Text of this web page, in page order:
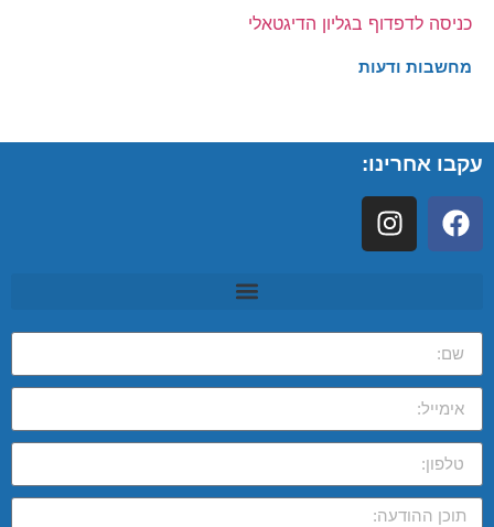
כניסה לדפדוף בגליון הדיגטאלי
מחשבות ודעות
עקבו אחרינו: